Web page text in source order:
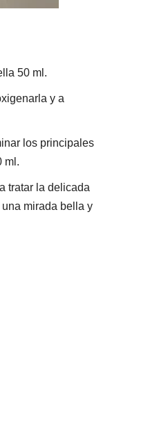
50 ml.
y a
los principales
ml.
tratar la delicada
mirada bella y